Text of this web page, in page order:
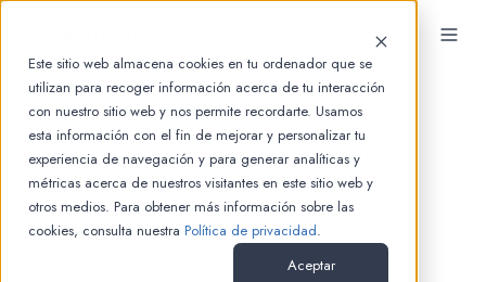
Este sitio web almacena cookies en tu ordenador que se
utilizan para recoger información acerca de tu interacción
con nuestro sitio web y nos permite recordarte. Usamos
esta información con el fin de mejorar y personalizar tu
experiencia de navegación y para generar analíticas y
métricas acerca de nuestros visitantes en este sitio web y
otros medios. Para obtener más información sobre las
cookies, consulta nuestra Política de privacidad.
Aceptar
ES
Nuestro Trabajo en Imágenes
Portafolio